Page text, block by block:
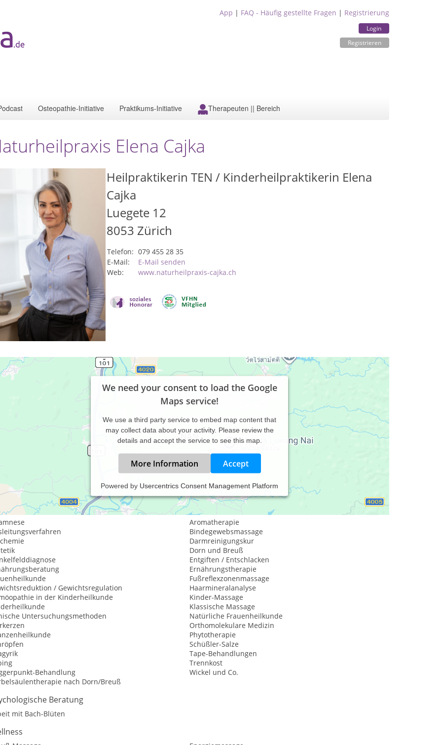
App | FAQ - Häufig gestellte Fragen | Registrierung
Login
Registrieren
Osteopathie-Initiative Praktikums-Initiative Therapeuten || Bereich
Elena Cajka
Heilpraktikerin TEN / Kinderheilpraktikerin Elena
Cajka
Luegete 12
8053 Zürich
Telefon: 079 455 28 35
E-Mail:
E-Mail senden
Web:
www.naturheilpraxis-cajka.ch
We need your consent to load the Google
Maps service!
We use a third party service to embed map content that
may collect data about your activity. Please review the
details and accept the service to see this map.
More Information Accept
Powered by Usercentrics Consent Management Platform
und komplementäre Medizin, Heilkunde
Aromatherapie
Bindegewebsmassage
Darmreinigungskur
Dorn und Breuß
Entgiften / Entschlacken
Ernährungstherapie
Fußreflexzonenmassage
/ Gewichtsregulation
Haarmineralanalyse
in der Kinderheilkunde
Kinder-Massage
Klassische Massage
Untersuchungsmethoden
Natürliche Frauenheilkunde
Orthomolekulare Medizin
Phytotherapie
Schüßler-Salze
Tape-Behandlungen
Trennkost
Behandlung
Wickel und Co.
nach Dorn/Breuß
Beratung
mit Bach-Blüten